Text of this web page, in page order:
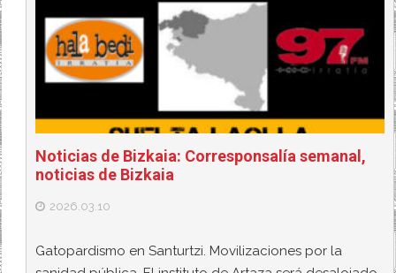
Noticias de Bizkaia: Corresponsalía semanal,
noticias de Bizkaia
2026.03.10
Gatopardismo en Santurtzi. Movilizaciones por la